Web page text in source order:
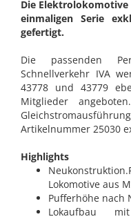
Die Elektrolokomotive
einmaligen Serie
gefertigt.
Die passenden
Schnellverkehr IVA
43778 und 43779
Mitglieder
Artikelnummer 25030
Highlights
Lokomotive aus
Pufferhöhe nach
Lokaufbau